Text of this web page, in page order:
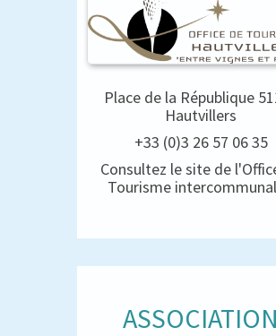
Place de la République
Hautvillers
+33 (0)3 26 57 06 35
Consultez le site de
Tourisme intercommunal
ASSOCIATION